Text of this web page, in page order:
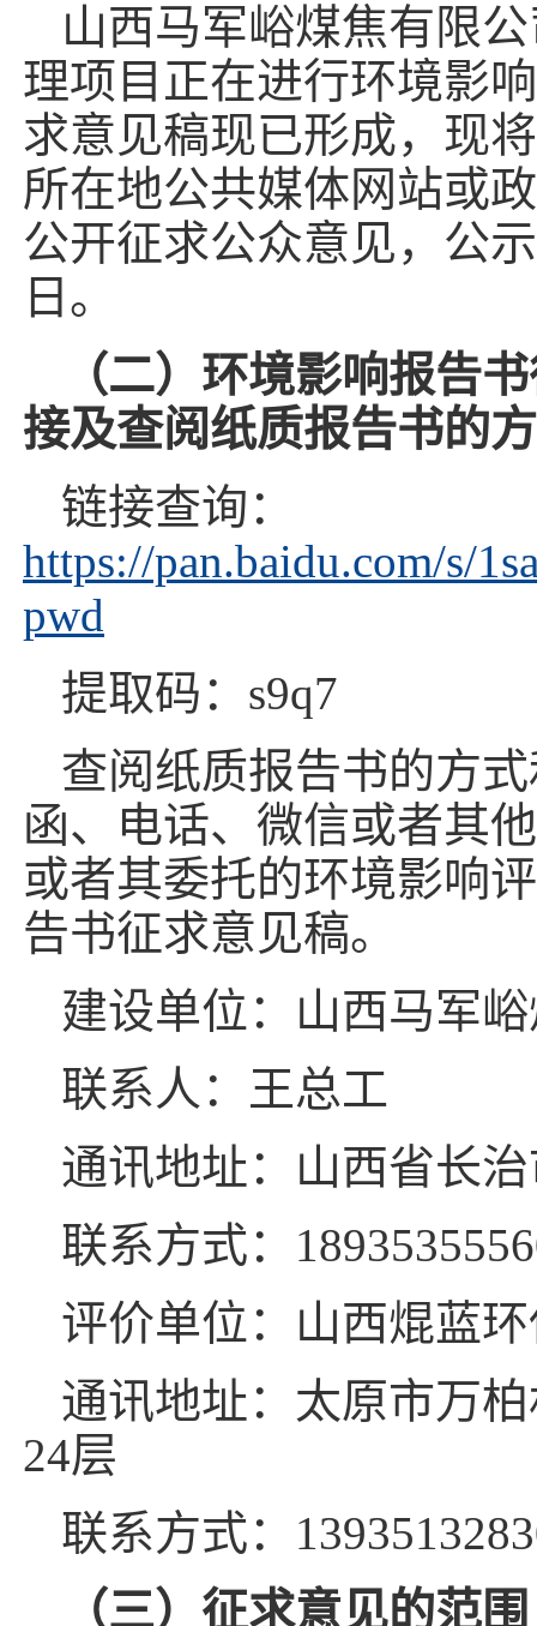
山西马军峪煤焦有限
理项目正在进行环境影
求意见稿现已形成，现
所在地公共媒体网站或
公开征求公众意见，公
日。
（二）环境影响报告
接及查阅纸质报告书的
链接查询：
https://pan.baidu.com/s/
pwd
提取码：s9q7
查阅纸质报告书的方
函、电话、微信或者其
或者其委托的环境影响
告书征求意见稿。
建设单位：山西马军
联系人：王总工
通讯地址：山西省长
联系方式：
评价单位：山西焜蓝
通讯地址：太原市万
24层
联系方式：
（三）征求意见的范围